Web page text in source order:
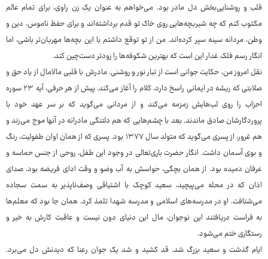
قلب و روشنایی‌بخش دل مادر بود. می‌خواهم به عنوان یک زن راوی، برای تمام عالم
مکتوب کنم که چه شیربچه‌هایی روی خاک تو قدم برداشته‌اند و برای حفظ ناموس، دین و
وطن، مردانه سینه سپر کرده‌اند. من از تو توقع داشتم با این بچه‌ها مهربان‌تر باشی، اما
انگار رسم فلک غدار این است که بهترین شکوفه‌ها را زودتر دست‌چین کند.
نقل امروز من، حکایت جوانی است از تبار نور و روشنی. مادرش با قلبی مالامال از یاد حق و
صلابتی که ریشه در ایمانی راسخ دارد، کلام را آغاز می‌کند. پیش از هر حرفی، آیه ۲۳ سوره
احزاب را روی لب‌هایش زمزمه می‌کند و از مردانی می‌گوید که بر سر عهد خود با
پروردگارشان صادق ماندند. بعد با چشم‌هایی که هم دلتنگی مادرانه در آنها موج می‌زند و
هم غرور، از پسری می‌گوید که متولد سال ۱۳۷۷ بود. پسری که از همان اوان طفولیت، رنگ
و بوی آسمان داشت. انگار حضرت باری‌تعالی در وجود این طفل، روحی از جنس حماسه و
عرفان دمیده بود. از همان بچگی، حواسش به آب وضو و وقت ادای فریضه بود. صدای
اذان که در محله می‌پیچید، سعید کوچک با اشتیاقی وصف‌ناپذیر به سمت سجاده
می‌شتافت. او در مدرسه‌های اسلامی و مدرسه شهدا تلمذ کرد. همان جا بود که معلم‌ها
به فراست دریافتند این نوجوان، مال این دنیای دون نیست و عاقبت کارش به خیر و
رستگاری ختم می‌شود.
ایام گذشت و سعید بزرگ شد. قد کشید و شد یک جوان رعنا که دیدنش دل می‌برد.